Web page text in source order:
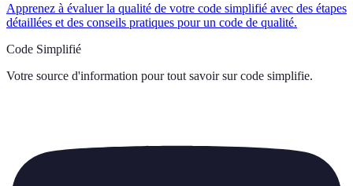
Apprenez à évaluer la qualité de votre code simplifié avec des étapes
détaillées et des conseils pratiques pour un code de qualité.
Code Simplifié
Votre source d'information pour tout savoir sur code simplifie.